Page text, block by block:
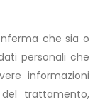
che sia o
personali che
informazioni
trattamento,